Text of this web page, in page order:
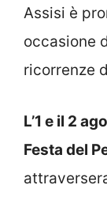
Assisi è
occasione
ricorrenze
L’1 e il 2
Festa del